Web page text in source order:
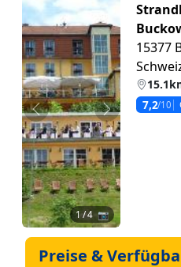
Zurück Weiter
1/ 4 📷
15377
7,2/10
Preise &